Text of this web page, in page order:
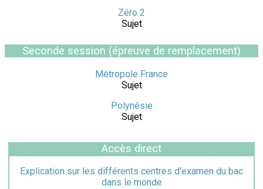
Zéro 2
Sujet
Seconde session (épreuve de remplacement)
Métropole France
Sujet
Polynésie
Sujet
Accès direct
Explication sur les différents centres d'examen du bac
dans le monde